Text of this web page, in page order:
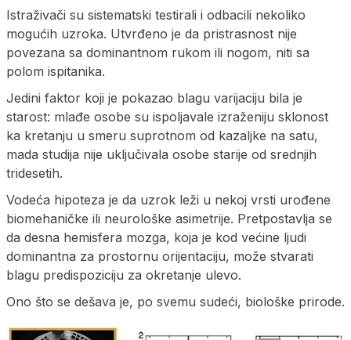
Istraživači su sistematski testirali i odbacili nekoliko
mogućih uzroka. Utvrđeno je da pristrasnost nije
povezana sa dominantnom rukom ili nogom, niti sa
polom ispitanika.
Jedini faktor koji je pokazao blagu varijaciju bila je
starost: mlađe osobe su ispoljavale izraženiju sklonost
ka kretanju u smeru suprotnom od kazaljke na satu,
mada studija nije uključivala osobe starije od srednjih
tridesetih.
Vodeća hipoteza je da uzrok leži u nekoj vrsti urođene
biomehaničke ili neurološke asimetrije. Pretpostavlja se
da desna hemisfera mozga, koja je kod većine ljudi
dominantna za prostornu orijentaciju, može stvarati
blagu predispoziciju za okretanje ulevo.
Ono što se dešava je, po svemu sudeći, biološke prirode.